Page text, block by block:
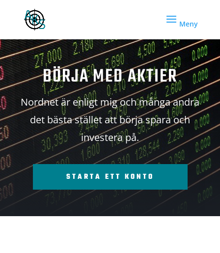
BÖRJA MED AKTIER
Nordnet är enligt mig och många andra
det bästa stället att börja spara och
investera på.
STARTA ETT KONTO